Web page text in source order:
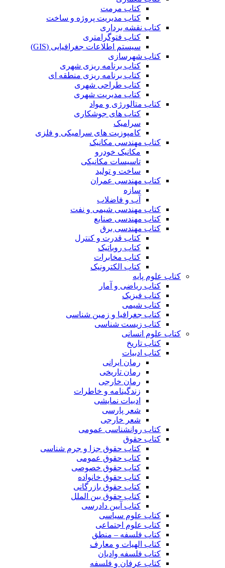
کتاب مرمت
کتاب مدیریت پروژه و ساخت
کتاب نقشه برداری
کتاب فتوگرامتری
سیستم اطلاعات جغرافیایی (GIS)
کتاب شهرسازی
کتاب برنامه ریزی شهری
کتاب برنامه ریزی منطقه ای
کتاب طراحی شهری
کتاب مدیریت شهری
کتاب متالورژی و مواد
کتاب های جوشکاری
سرامیک
کامپوزیت های سرامیکی و فلزی
کتاب مهندسی مکانیک
مکانیک خودرو
تاسیسات مکانیکی
ساخت و تولید
کتاب مهندسی عمران
سازه
آب و فاضلاب
کتاب مهندسی شیمی و نفت
کتاب مهندسی صنایع
کتاب مهندسی برق
کتاب قدرت و کنترل
کتاب روباتیک
کتاب مخابرات
کتاب الکترونیک
کتاب علوم پایه
کتاب ریاضی و آمار
کتاب فیزیک
کتاب شیمی
کتاب جغرافیا و زمین شناسی
کتاب زیست شناسی
کتاب علوم انسانی
کتاب تاریخ
کتاب ادبیات
رمان ایرانی
رمان تاریخی
رمان خارجی
زندگینامه و خاطرات
ادبیات نمایشی
شعر پارسی
شعر خارجی
کتاب روانشناسی عمومی
کتاب حقوق
کتاب حقوق جزا و جرم شناسی
کتاب حقوق عمومی
کتاب حقوق خصوصی
کتاب حقوق خانواده
کتاب حقوق بازرگانی
کتاب حقوق بین الملل
کتاب آیین دادرسی
کتاب علوم سیاسی
کتاب علوم اجتماعی
کتاب فلسفه – منطق
کتاب الهیات و معارف
کتاب فلسفه وادیان
کتاب عرفان و فلسفه